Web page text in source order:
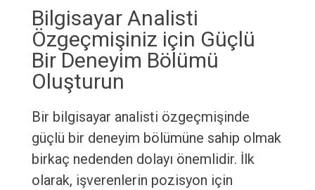
Bilgisayar Analisti
Özgeçmişiniz için Güçlü
Bir Deneyim Bölümü
Oluşturun
Bir bilgisayar analisti özgeçmişinde
güçlü bir deneyim bölümüne sahip olmak
birkaç nedenden dolayı önemlidir. İlk
olarak, işverenlerin pozisyon için